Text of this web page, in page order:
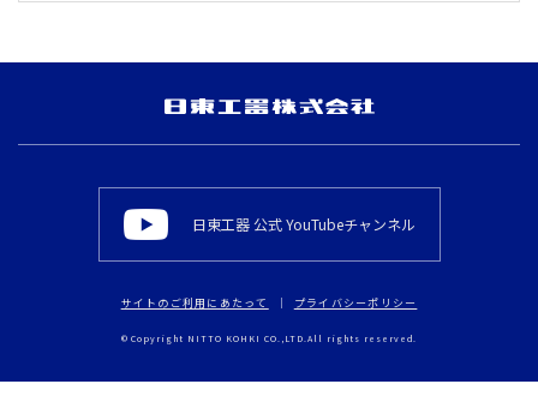
日東工器 公式 YouTubeチャンネル
サイトのご利用にあたって プライバシーポリシー
© Copyright NITTO KOHKI CO.,LTD.All rights reserved.